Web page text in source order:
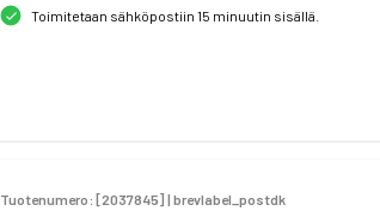
Toimitetaan sähköpostiin 15 minuutin sisällä.
Tuotenumero: [2037845] | brevlabel_postdk